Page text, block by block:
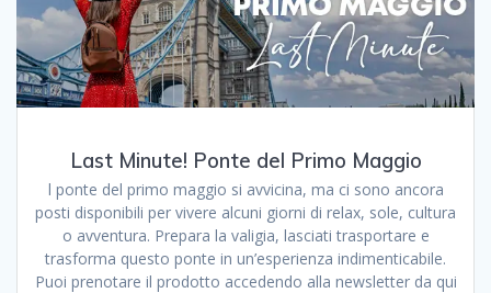
Last Minute! Ponte del Primo Maggio
l ponte del primo maggio si avvicina, ma ci sono ancora
posti disponibili per vivere alcuni giorni di relax, sole, cultura
o avventura. Prepara la valigia, lasciati trasportare e
trasforma questo ponte in un’esperienza indimenticabile.
Puoi prenotare il prodotto accedendo alla newsletter da qui